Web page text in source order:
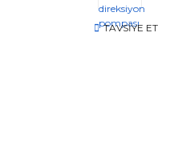
TAVSİYE ET